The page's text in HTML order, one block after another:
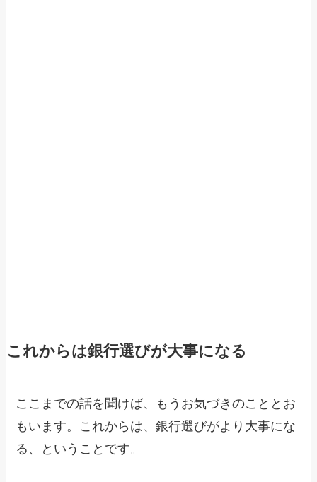
これからは銀行選びが大事になる
ここまでの話を聞けば、もうお気づきのこととお
もいます。これからは、銀行選びがより大事にな
る、ということです。